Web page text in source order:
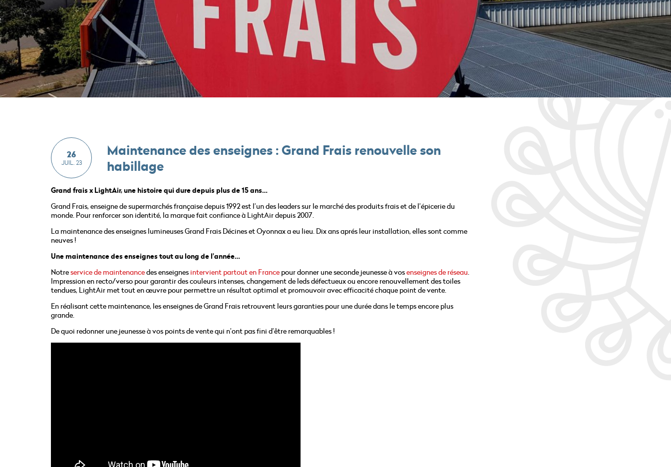
Maintenance des enseignes : Grand Frais renouvelle son
habillage
26
JUIL. 23
Grand frais x LightAir, une histoire qui dure depuis plus de 15 ans…
Grand Frais, enseigne de supermarchés française depuis 1992 est l’un des leaders sur le marché des produits frais et de l’épicerie du
monde. Pour renforcer son identité, la marque fait confiance à LightAir depuis 2007.
La maintenance des enseignes lumineuses Grand Frais Décines et Oyonnax a eu lieu. Dix ans aprés leur installation, elles sont comme
neuves !
Une maintenance des enseignes tout au long de l’année…
Notreservice de maintenancedes enseignes intervient partout en France pour donner une seconde jeunesse à vosenseignes de réseau.
Impression en recto/verso pour garantir des couleurs intenses, changement de leds défectueux ou encore renouvellement des toiles
tendues, LightAir met tout en œuvre pour permettre un résultat optimal et promouvoir avec efficacité chaque point de vente.
En réalisant cette maintenance, les enseignes de Grand Frais retrouvent leurs garanties pour une durée dans le temps encore plus
grande.
De quoi redonner une jeunesse à vos points de vente qui n’ont pas fini d’être remarquables !